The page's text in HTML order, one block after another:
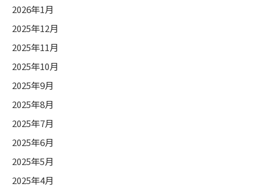
2026年1月
2025年12月
2025年11月
2025年10月
2025年9月
2025年8月
2025年7月
2025年6月
2025年5月
2025年4月